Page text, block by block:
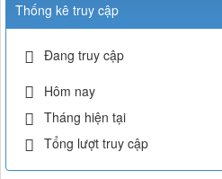
Thống kê truy cập
Đang truy cập
Hôm nay
Tháng hiện tại
Tổng lượt truy cập